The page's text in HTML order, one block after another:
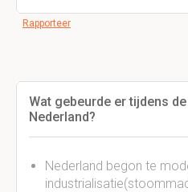
Rapporteer
Wat gebeurde er tijdens
Nederland?
Nederland begon te